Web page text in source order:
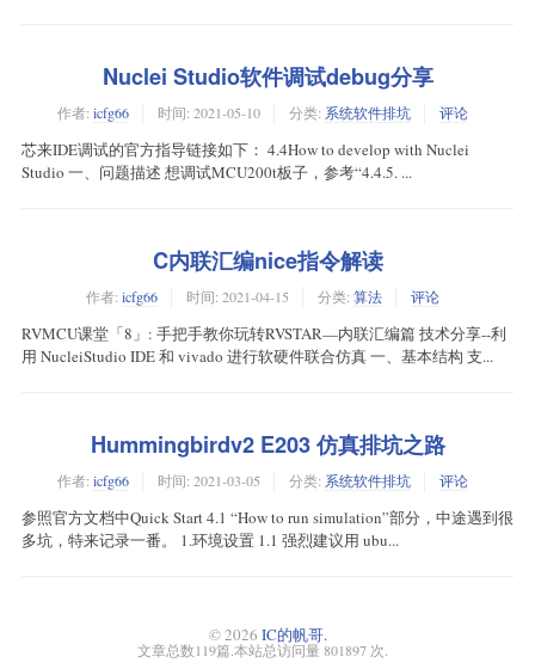
Nuclei Studio软件调试debug分享
作者: icfg66 时间: 2021-05-10 分类: 系统软件排坑 评论
芯来IDE调试的官方指导链接如下： 4.4How to develop with Nuclei
Studio 一、问题描述 想调试MCU200t板子，参考“4.4.5. ...
C内联汇编nice指令解读
作者: icfg66 时间: 2021-04-15 分类: 算法 评论
RVMCU课堂「8」: 手把手教你玩转RVSTAR—内联汇编篇 技术分享--利
用 NucleiStudio IDE 和 vivado 进行软硬件联合仿真 一、基本结构 支...
Hummingbirdv2 E203 仿真排坑之路
作者: icfg66 时间: 2021-03-05 分类: 系统软件排坑 评论
参照官方文档中Quick Start 4.1 “How to run simulation”部分，中途遇到很
多坑，特来记录一番。 1.环境设置 1.1 强烈建议用 ubu...
© 2026 IC的帆哥.
文章总数119篇.本站总访问量 801897 次.